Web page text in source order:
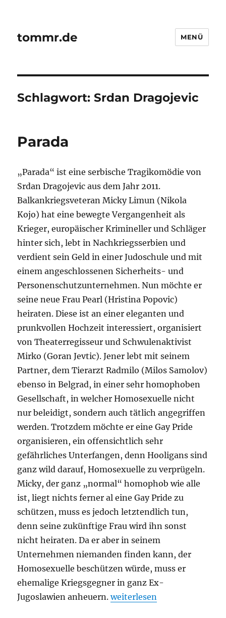
tommr.de MENÜ
Schlagwort:Srdan Dragojevic
Parada
„Parada“ ist eine serbische Tragikomödie von
Srdan Dragojevic aus dem Jahr 2011.
Balkankriegsveteran Micky Limun (Nikola
Kojo) hat eine bewegte Vergangenheit als
Krieger, europäischer Krimineller und Schläger
hinter sich, lebt in Nachkriegsserbien und
verdient sein Geld in einer Judoschule und mit
einem angeschlossenen Sicherheits- und
Personenschutzunternehmen. Nun möchte er
seine neue Frau Pearl (Hristina Popovic)
heiraten. Diese ist an einer eleganten und
prunkvollen Hochzeit interessiert, organisiert
von Theaterregisseur und Schwulenaktivist
Mirko (Goran Jevtic). Jener lebt mit seinem
Partner, dem Tierarzt Radmilo (Milos Samolov)
ebenso in Belgrad, in einer sehr homophoben
Gesellschaft, in welcher Homosexuelle nicht
nur beleidigt, sondern auch tätlich angegriffen
werden. Trotzdem möchte er eine Gay Pride
organisieren, ein offensichtlich sehr
gefährliches Unterfangen, denn Hooligans sind
ganz wild darauf, Homosexuelle zu verprügeln.
Micky, der ganz „normal“ homophob wie alle
ist, liegt nichts ferner al eine Gay Pride zu
schützen, muss es jedoch letztendlich tun,
denn seine zukünftige Frau wird ihn sonst
nicht heiraten. Da er aber in seinem
Unternehmen niemanden finden kann, der
Homosexuelle beschützen würde, muss er
ehemalige Kriegsgegner in ganz Ex-
Jugoslawien anheuern.„Parada“
weiterlesen